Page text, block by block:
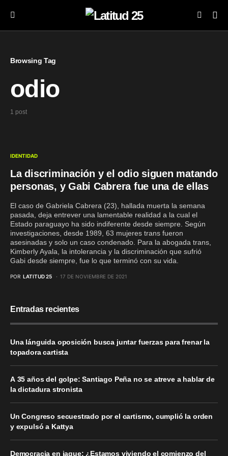
Browsing Tag
odio
1 post
IDENTIDAD
La discriminación y el odio siguen matando
personas, y Gabi Cabrera fue una de ellas
El caso de Gabriela Cabrera (23), hallada muerta la semana
pasada, deja entrever una lamentable realidad a la cual el
Estado paraguayo ha sido indiferente desde siempre. Según
investigaciones, desde 1989, 63 mujeres trans fueron
asesinadas y solo un caso condenado. Para la abogada trans,
Kimberly Ayala, la intolerancia y la discriminación que sufrió
Gabi desde siempre, fue lo que terminó con su vida.
POR LATITUD 25 17 DE NOVIEMBRE DE 2021
Entradas recientes
Una lánguida oposición busca juntar fuerzas para frenar la
topadora cartista
A 35 años del golpe: Santiago Peña no se atreve a hablar de
la dictadura stronista
Un Congreso secuestrado por el cartismo, cumplió la orden
y expulsó a Kattya
Democracia en jaque: ¿Estamos viviendo el comienzo del